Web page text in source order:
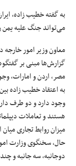
به گفته خطیب زاده،
می‌تواند جنگ علیه یمن
معاون وزیر امور
گزارش‌ها مبنی بر
مصر، اردن و امارات،
به اعتقاد خطیب زاده
وجود دارد و دو طرف
هستند و تعاملات
میزان روابط تجاری
حال، سخنگوی وزارت
دوجانبه، سه جانبه و